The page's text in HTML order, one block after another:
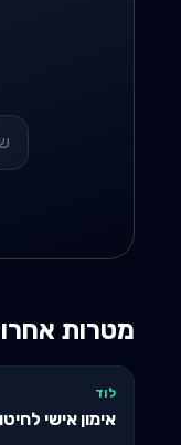
מטרות
לוד
אימון אישי